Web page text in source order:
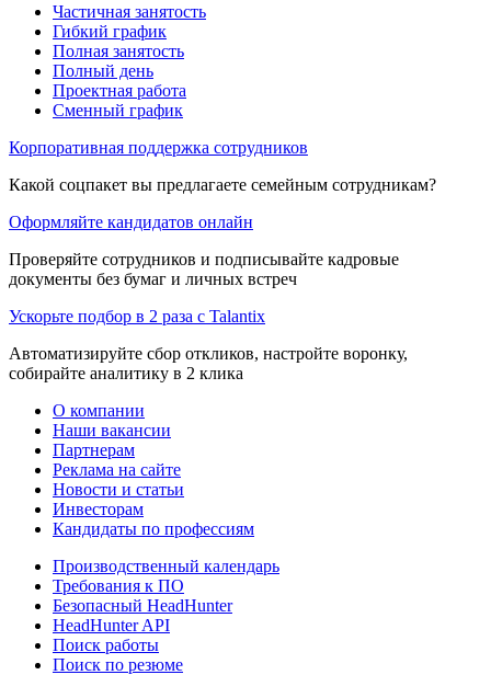
Частичная занятость
Гибкий график
Полная занятость
Полный день
Проектная работа
Сменный график
Корпоративная поддержка сотрудников
Какой соцпакет вы предлагаете семейным сотрудникам?
Оформляйте кандидатов онлайн
Проверяйте сотрудников и подписывайте кадровые
документы без бумаг и личных встреч
Ускорьте подбор в 2 раза с Talantix
Автоматизируйте сбор откликов, настройте воронку,
собирайте аналитику в 2 клика
О компании
Наши вакансии
Партнерам
Реклама на сайте
Новости и статьи
Инвесторам
Кандидаты по профессиям
Производственный календарь
Требования к ПО
Безопасный HeadHunter
HeadHunter API
Поиск работы
Поиск по резюме